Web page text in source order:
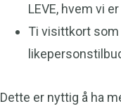
LEVE, hvem vi
Ti visittkort som
Dette er nyttig å ha